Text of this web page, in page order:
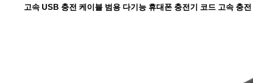
고속 USB 충전 케이블 범용 다기능 휴대폰 충전기 코드 고속 충